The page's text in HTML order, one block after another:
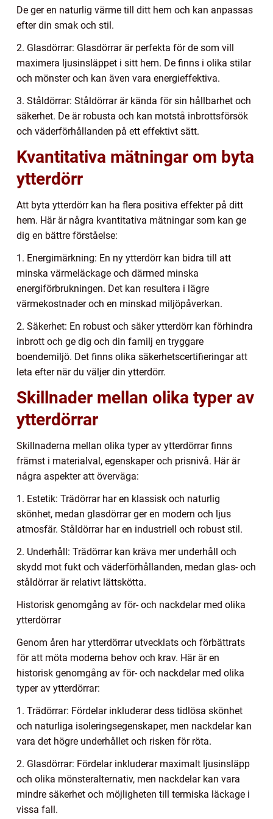
De ger en naturlig värme till ditt hem och kan anpassas
efter din smak och stil.
2. Glasdörrar: Glasdörrar är perfekta för de som vill
maximera ljusinsläppet i sitt hem. De finns i olika stilar
och mönster och kan även vara energieffektiva.
3. Ståldörrar: Ståldörrar är kända för sin hållbarhet och
säkerhet. De är robusta och kan motstå inbrottsförsök
och väderförhållanden på ett effektivt sätt.
Kvantitativa mätningar om byta
ytterdörr
Att byta ytterdörr kan ha flera positiva effekter på ditt
hem. Här är några kvantitativa mätningar som kan ge
dig en bättre förståelse:
1. Energimärkning: En ny ytterdörr kan bidra till att
minska värmeläckage och därmed minska
energiförbrukningen. Det kan resultera i lägre
värmekostnader och en minskad miljöpåverkan.
2. Säkerhet: En robust och säker ytterdörr kan förhindra
inbrott och ge dig och din familj en tryggare
boendemiljö. Det finns olika säkerhetscertifieringar att
leta efter när du väljer din ytterdörr.
Skillnader mellan olika typer av
ytterdörrar
Skillnaderna mellan olika typer av ytterdörrar finns
främst i materialval, egenskaper och prisnivå. Här är
några aspekter att överväga:
1. Estetik: Trädörrar har en klassisk och naturlig
skönhet, medan glasdörrar ger en modern och ljus
atmosfär. Ståldörrar har en industriell och robust stil.
2. Underhåll: Trädörrar kan kräva mer underhåll och
skydd mot fukt och väderförhållanden, medan glas- och
ståldörrar är relativt lättskötta.
Historisk genomgång av för- och nackdelar med olika
ytterdörrar
Genom åren har ytterdörrar utvecklats och förbättrats
för att möta moderna behov och krav. Här är en
historisk genomgång av för- och nackdelar med olika
typer av ytterdörrar:
1. Trädörrar: Fördelar inkluderar dess tidlösa skönhet
och naturliga isoleringsegenskaper, men nackdelar kan
vara det högre underhållet och risken för röta.
2. Glasdörrar: Fördelar inkluderar maximalt ljusinsläpp
och olika mönsteralternativ, men nackdelar kan vara
mindre säkerhet och möjligheten till termiska läckage i
vissa fall.